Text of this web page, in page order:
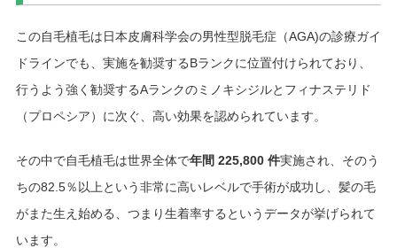
この自毛植毛は日本皮膚科学会の男性型脱毛症（AGA)の診療ガイ
ドラインでも、実施を勧奨するBランクに位置付けられており、
行うよう強く勧奨するAランクのミノキシジルとフィナステリド
（プロペシア）に次ぐ、高い効果を認められています。
その中で自毛植毛は世界全体で年間 225,800 件実施され、そのう
ちの82.5％以上という非常に高いレベルで手術が成功し、髪の毛
がまた生え始める、つまり生着率するというデータが挙げられて
います。